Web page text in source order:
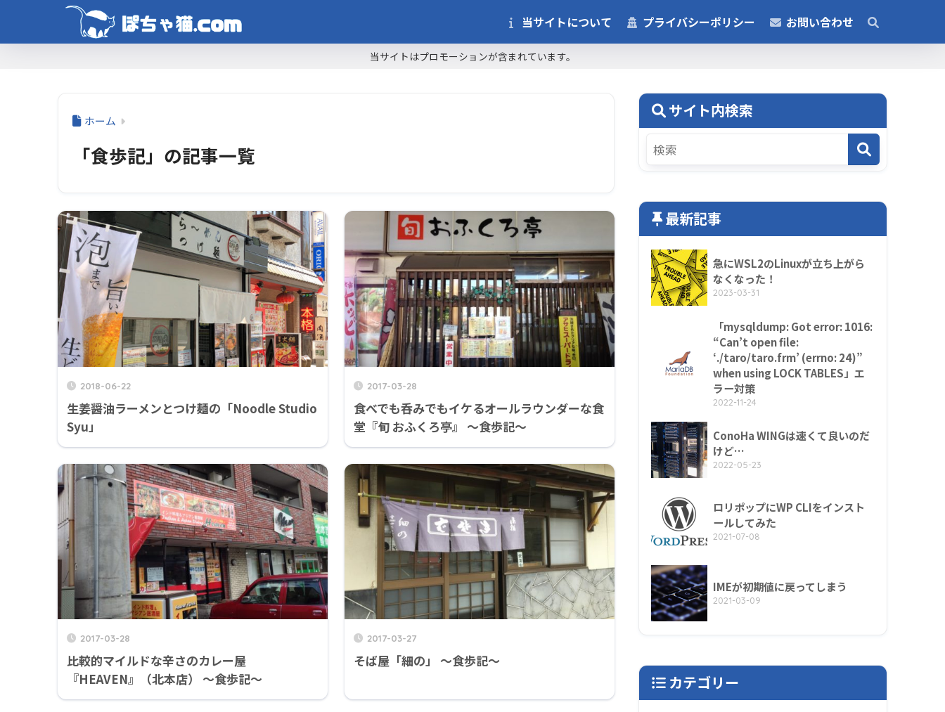
当サイトについて プライバシーポリシー お問い合わせ
当サイトはプロモーションが含まれています。
ホーム
「食歩記」の記事一覧
2018-06-22
生姜醤油ラーメンとつけ麺の「Noodle Studio
Syu」
2017-03-28
食べでも呑みでもイケるオールラウンダーな食
堂『旬 おふくろ亭』 ～食歩記～
2017-03-28
比較的マイルドな辛さのカレー屋
『HEAVEN』（北本店） ～食歩記～
2017-03-27
そば屋「細の」 ～食歩記～
サイト内検索
最新記事
急にWSL2のLinuxが立ち上がら
なくなった！
2023-03-31
「mysqldump: Got error: 1016:
“Can’t open file:
‘./taro/taro.frm’ (errno: 24)”
when using LOCK TABLES」エ
ラー対策
2022-11-24
ConoHa WINGは速くて良いのだ
けど…
2022-05-23
ロリポップにWP CLIをインスト
ールしてみた
2021-07-08
IMEが初期値に戻ってしまう
2021-03-09
カテゴリー